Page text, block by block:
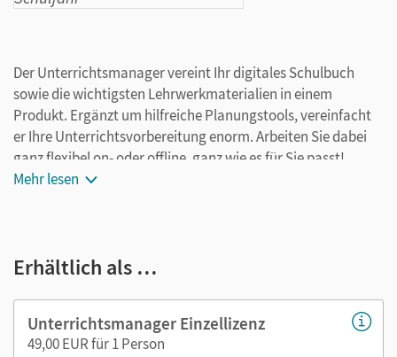
Der Unterrichtsmanager vereint Ihr digitales Schulbuch
sowie die wichtigsten Lehrwerkmaterialien in einem
Produkt. Ergänzt um hilfreiche Planungstools, vereinfacht
er Ihre Unterrichtsvorbereitung enorm. Arbeiten Sie dabei
ganz flexibel on- oder offline, ganz wie es für Sie passt!
Neben den Lehrkräftefassungen des Schulbuchs und der
sind den Schulbuchseiten zugeordnet.
Ihr Unterrichtsmanager enthält:
Schulbuch Lehrkräftefassung als E-Book
Mehr lesen
Erhältlich als …
Unterrichtsmanager Einzellizenz
49,00 EUR für 1 Person